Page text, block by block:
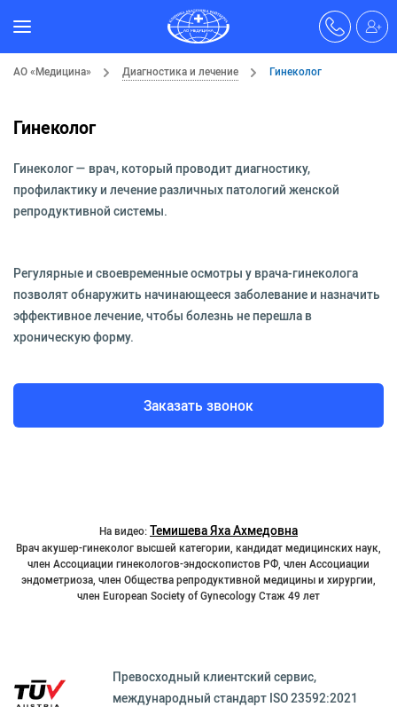
АО «Медицина» Диагностика и лечение Гинеколог
Гинеколог
Гинеколог — врач, который проводит диагностику,
профилактику и лечение различных патологий женской
репродуктивной системы.
Регулярные и своевременные осмотры у врача-гинеколога
позволят обнаружить начинающееся заболевание и назначить
эффективное лечение, чтобы болезнь не перешла в
хроническую форму.
Заказать звонок
На видео: Темишева Яха Ахмедовна
Врач акушер-гинеколог высшей категории, кандидат медицинских наук,
член Ассоциации гинекологов-эндоскопистов РФ, член Ассоциации
эндометриоза, член Общества репродуктивной медицины и хирургии,
член European Society of Gynecology Стаж 49 лет
Превосходный клиентский сервиc,
международный стандарт ISO 23592:2021